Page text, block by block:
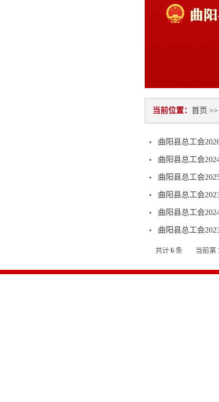
当前位置： 首页
曲阳县总工会
曲阳县总工会
曲阳县总工会
曲阳县总工会
曲阳县总工会
曲阳县总工会
共计 6 条 当前第